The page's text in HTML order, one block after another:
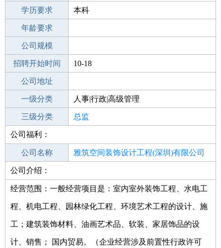
性别要求 -
学历要求 本科
工作经验
年龄要求
工作地点
公司规模
公司电话
招聘开始时间 10-18
招聘结束时间
公司地址
一级分类 人事|行政|高级管理
二级分类 高级管理
三级分类 总监
其他行业
公司福利：
公司名称 雅筑空间装饰设计工程(深圳)有限公司
公司类型
公司介绍：
经营范围：一般经营项目是：室内室外装饰工程、水电工
程、机电工程、园林绿化工程、环境艺术工程的设计、施
工；建筑装饰材料、油画艺术品、软装、家居饰品的设
计、销售； 国内贸易。（企业经营涉及前置性行政许可